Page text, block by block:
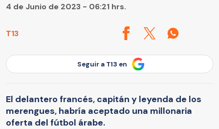
T13
4 de Junio de 2023 - 06:21 hrs.
Seguir a T13 en
El delantero francés, capitán y leyenda de los
merengues, habría aceptado una millonaria
oferta del fútbol árabe.